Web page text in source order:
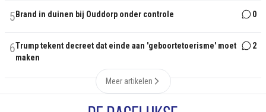
5 Brand in duinen bij Ouddorp onder controle 0
6Trump tekent decreet dat einde aan 'geboortetoerisme' moet
maken
2
Meer artikelen